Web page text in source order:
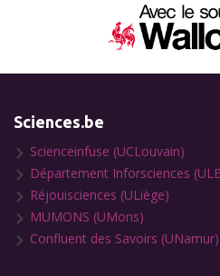
Sciences.be
Scienceinfuse (UCLouvain)
Département Inforsciences
Réjouisciences (ULiège)
MUMONS (UMons)
Confluent des Savoirs (UNamur)